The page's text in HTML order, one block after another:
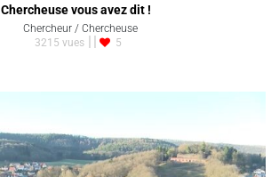
Chercheuse vous avez dit !
Chercheur / Chercheuse
3215 vues
5